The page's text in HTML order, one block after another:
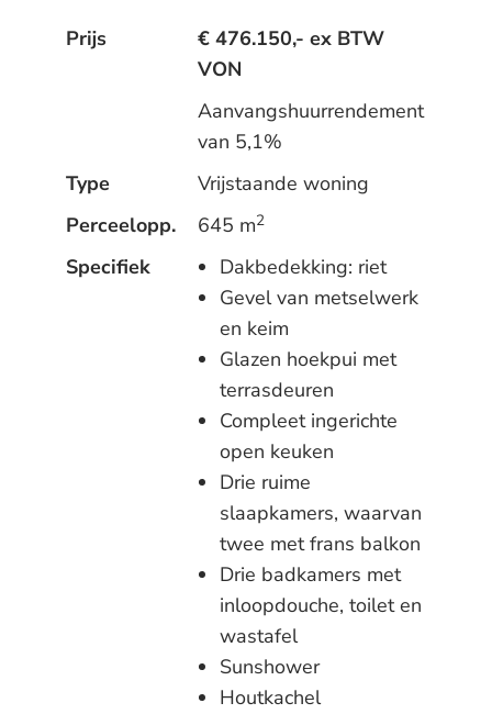
Prijs € 476.150,- ex BTW
VON
Aanvangshuurrendement
van 5,1%
Type
Vrijstaande woning
Perceelopp.
645 m2
Specifiek
Dakbedekking: riet
Gevel van metselwerk
en keim
Glazen hoekpui met
terrasdeuren
Compleet ingerichte
open keuken
Drie ruime
slaapkamers, waarvan
twee met frans balkon
Drie badkamers met
inloopdouche, toilet en
wastafel
Sunshower
Houtkachel